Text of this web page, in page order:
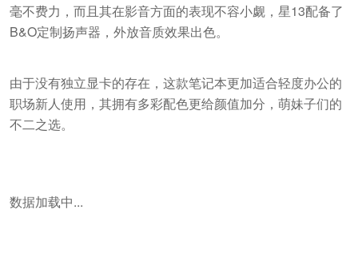
毫不费力，而且其在影音方面的表现不容小觑，星13配备了
B&O定制扬声器，外放音质效果出色。
由于没有独立显卡的存在，这款笔记本更加适合轻度办公的
职场新人使用，其拥有多彩配色更给颜值加分，萌妹子们的
不二之选。
数据加载中...